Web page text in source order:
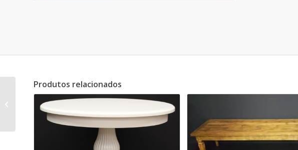
Produtos relacionados
Metal Envelhecido –
Vaso Baixo